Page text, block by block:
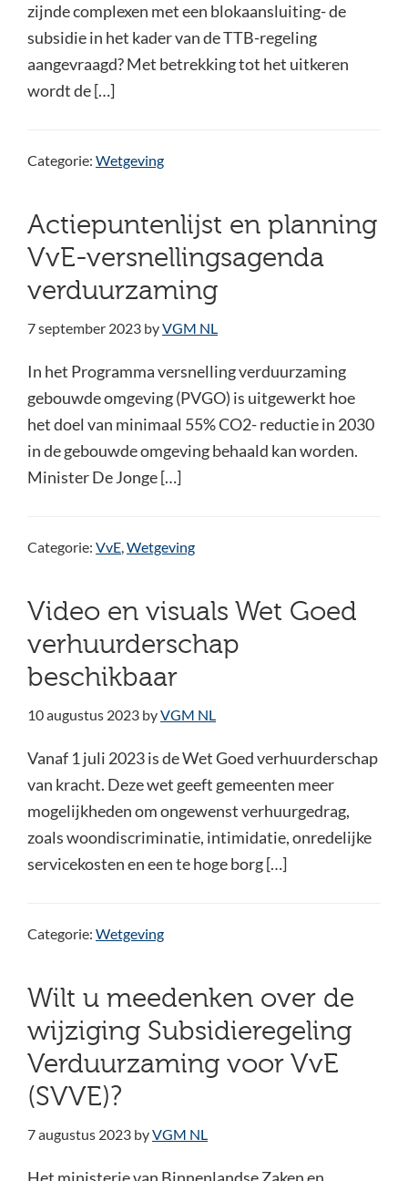
zijnde complexen met een blokaansluiting- de
subsidie in het kader van de TTB-regeling
aangevraagd? Met betrekking tot het uitkeren
wordt de […]
Categorie: Wetgeving
Actiepuntenlijst en planning
VvE-versnellingsagenda
verduurzaming
7 september 2023 byVGM NL
In het Programma versnelling verduurzaming
gebouwde omgeving (PVGO) is uitgewerkt hoe
het doel van minimaal 55% CO2- reductie in 2030
in de gebouwde omgeving behaald kan worden.
Minister De Jonge […]
Categorie: VvE,Wetgeving
Video en visuals Wet Goed
verhuurderschap
beschikbaar
10 augustus 2023 byVGM NL
Vanaf 1 juli 2023 is de Wet Goed verhuurderschap
van kracht. Deze wet geeft gemeenten meer
mogelijkheden om ongewenst verhuurgedrag,
zoals woondiscriminatie, intimidatie, onredelijke
servicekosten en een te hoge borg […]
Categorie: Wetgeving
Wilt u meedenken over de
wijziging Subsidieregeling
Verduurzaming voor VvE
(SVVE)?
7 augustus 2023 byVGM NL